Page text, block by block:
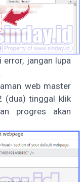
jangan lupa
web master
(dua) tinggal klik
progres akan